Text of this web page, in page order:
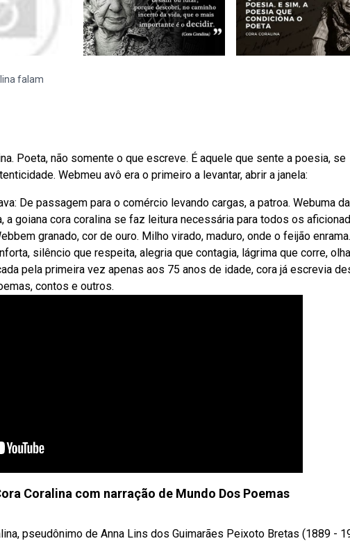
falam
Poeta, não somente o que escreve. É aquele que sente a poesia, se
Webmeu avô era o primeiro a levantar, abrir a janela:
De passagem para o comércio levando cargas, a patroa. Webuma
goiana cora coralina se faz leitura necessária para todos os
granado, cor de ouro. Milho virado, maduro, onde o feijão
silêncio que respeita, alegria que contagia, lágrima que corre,
pela primeira vez apenas aos 75 anos de idade, cora já escrevia
contos e outros.
Coralina com narração de Mundo Dos Poemas
pseudônimo de Anna Lins dos Guimarães Peixoto Bretas (1889 -